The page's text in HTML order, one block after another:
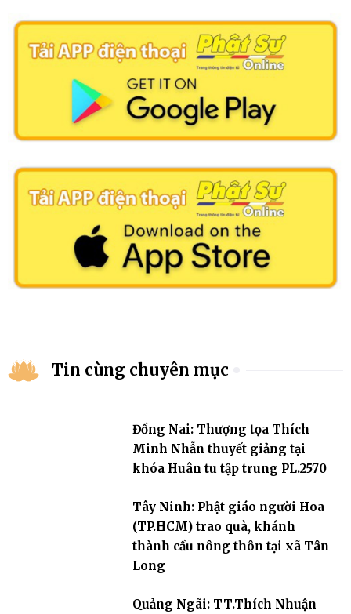
Tin cùng chuyên mục
Đồng Nai: Thượng tọa Thích
Minh Nhẫn thuyết giảng tại
khóa Huân tu tập trung PL.2570
Tây Ninh: Phật giáo người Hoa
(TP.HCM) trao quà, khánh
thành cầu nông thôn tại xã Tân
Long
Quảng Ngãi: TT.Thích Nhuận